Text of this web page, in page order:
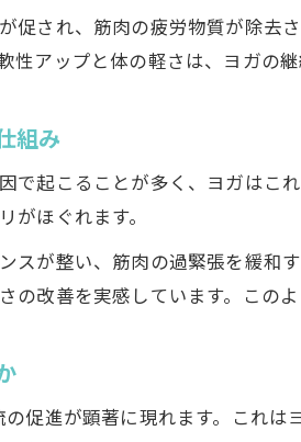
低血圧に悩む方も安心なヨ
低血圧でも安心して始
無理なく続けられるヨ
ヨガで自律神経を整え
ウォーキングと比べたヨガ
ヨガとウォーキングの
ヨガは筋力と柔軟性に
促され、筋肉の疲労物質が除去
アップと体の軽さは、ヨガの
組み
で起こることが多く、ヨガはこ
ほぐれます。
スが整い、筋肉の過緊張を緩
改善を実感しています。この
促進が顕著に現れます。これ